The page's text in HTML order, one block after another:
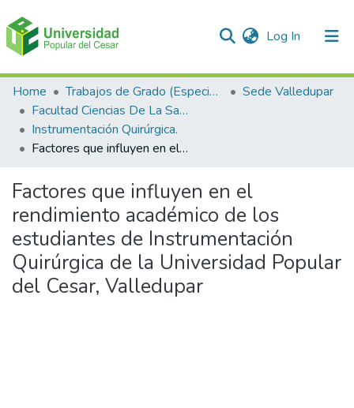
Log In (current)
Communities & Collections
All of DSpace
Statistics
Home Trabajos de Grado (Especializaciones y Pregrados)
Sede Valledupar
Facultad Ciencias De La Salud.
Instrumentación Quirúrgica.
Factores que influyen en el rendimiento académico de los estudiantes de Instrumentación Quirúrgica de la Universidad Popular del Cesar, Valledupar
Factores que influyen en el
rendimiento académico de los
estudiantes de Instrumentación
Quirúrgica de la Universidad Popular
del Cesar, Valledupar